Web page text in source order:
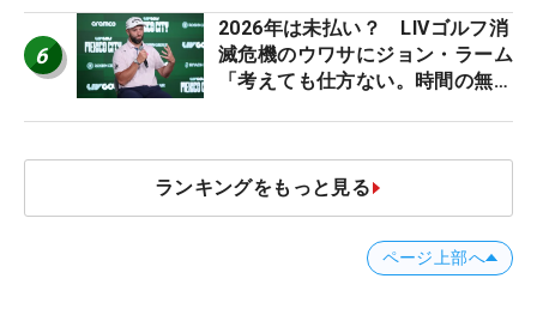
6
2026年は未払い？ LIVゴルフ消
滅危機のウワサにジョン・ラーム
「考えても仕方ない。時間の無
ランキングをもっと見る
ページ上部へ